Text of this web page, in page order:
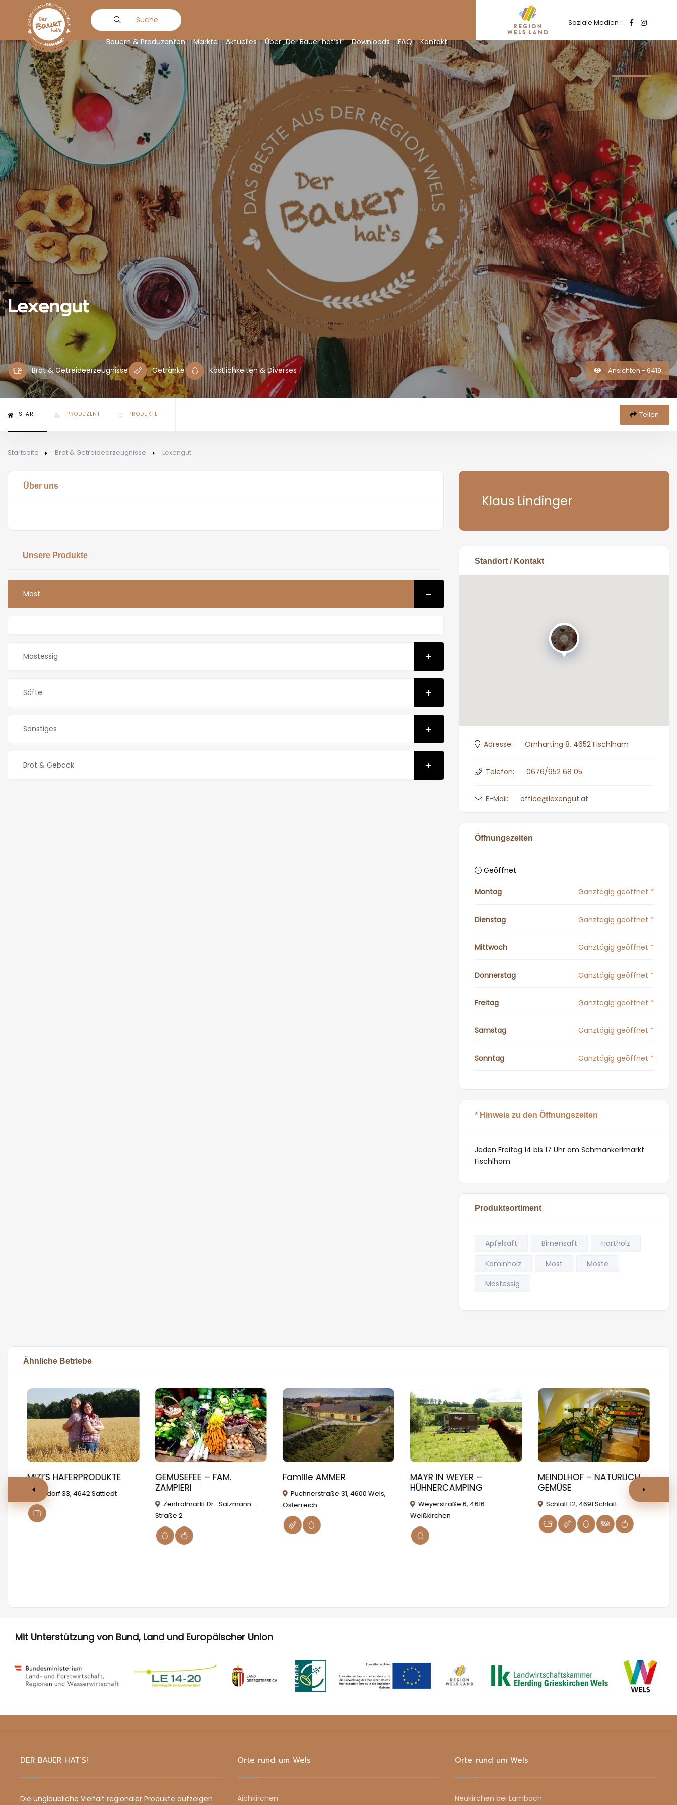
Suche Soziale Medien :
Bauern & Produzenten Märkte Aktuelles Über „Der Bauer hat’s!“ Downloads FAQ Kontakt
Lexengut
Brot & Getreideerzeugnisse Getränke Köstlichkeiten & Diverses Ansichten - 6419
START PRODUZENT PRODUKTE Teilen
Startseite Brot & Getreideerzeugnisse Lexengut
Über uns
Unsere Produkte
Most
Mostessig
Säfte
Sonstiges
Brot & Gebäck
Klaus Lindinger
Standort / Kontakt
Adresse: Ornharting 8, 4652 Fischlham
Telefon: 0676/952 68 05
E-Mail: office@lexengut.at
Öffnungszeiten
Geöffnet
Montag Ganztägig geöffnet *
Dienstag Ganztägig geöffnet *
Mittwoch Ganztägig geöffnet *
Donnerstag Ganztägig geöffnet *
Freitag Ganztägig geöffnet *
Samstag Ganztägig geöffnet *
Sonntag Ganztägig geöffnet *
* Hinweis zu den Öffnungszeiten
Jeden Freitag 14 bis 17 Uhr am Schmankerlmarkt
Fischlham
Produktsortiment
Apfelsaft Birnensaft
Hartholz
Kaminholz
Most
Möste
Mostessig
Ähnliche Betriebe
MIZI’S HAFERPRODUKTE
Maidorf 33, 4642 Sattledt
GEMÜSEFEE – FAM.
ZAMPIERI
Zentralmarkt Dr.-Salzmann-
Straße 2
Familie AMMER
Puchnerstraße 31, 4600 Wels,
Österreich
MAYR IN WEYER –
HÜHNERCAMPING
Weyerstraße 6, 4616
Weißkirchen
MEINDLHOF – NATÜRLICH
GEMÜSE
Schlatt 12, 4691 Schlatt
Mit Unterstützung von Bund, Land und Europäischer Union
DER BAUER HAT’S!
Die unglaubliche Vielfalt regionaler Produkte aufzeigen
Orte rund um Wels
Aichkirchen
Orte rund um Wels
Neukirchen bei Lambach